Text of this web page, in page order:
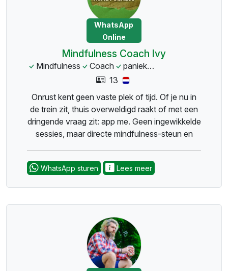
WhatsApp
Online
Mindfulness Coach Ivy
Mindfulness Coach paniek
13
Onrust kent geen vaste plek of tijd. Of je nu in
de trein zit, thuis overweldigd raakt of met een
dringende vraag zit: app me. Geen ingewikkelde
sessies, maar directe mindfulness-steun en
WhatsApp sturen Lees meer